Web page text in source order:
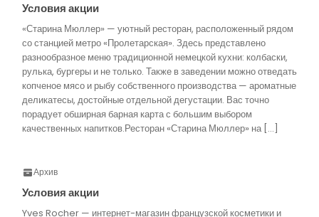
Условия акции
«Старина Мюллер» — уютный ресторан, расположенный рядом
со станцией метро «Пролетарская». Здесь представлено
разнообразное меню традиционной немецкой кухни: колбаски,
рулька, бургеры и не только. Также в заведении можно отведать
копченое мясо и рыбу собственного производства — ароматные
деликатесы, достойные отдельной дегустации. Вас точно
порадует обширная барная карта с большим выбором
качественных напитков.Ресторан «Старина Мюллер» на […]
Архив
Условия акции
Yves Rocher — интернет-магазин французской косметики и